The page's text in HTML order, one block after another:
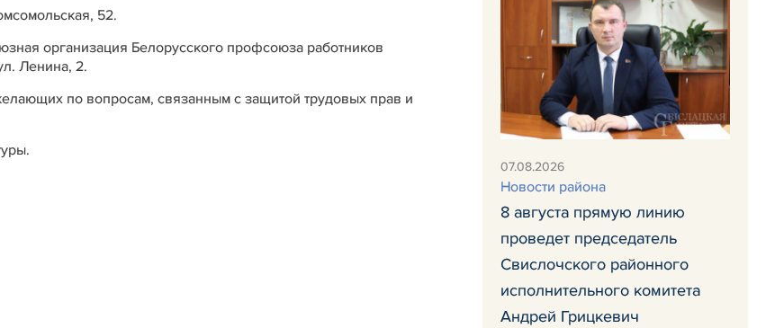
52.
организация Белорусского профсоюза работников
Ленина, 2.
по вопросам, связанным с защитой трудовых прав и
07.08.2026
Новости района
8 августа прямую линию
проведет председатель
Свислочского районного
исполнительного комитета
Андрей Грицкевич